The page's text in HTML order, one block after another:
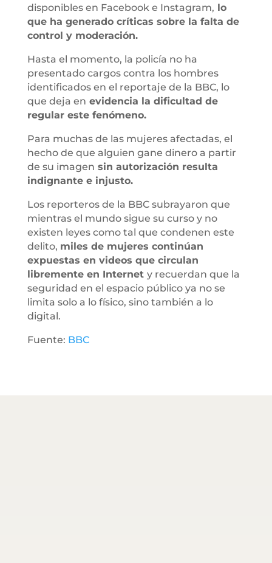
disponibles en Facebook e Instagram, lo
que ha generado críticas sobre la falta de
control y moderación.
Hasta el momento, la policía no ha
presentado cargos contra los hombres
identificados en el reportaje de la BBC, lo
que deja en evidencia la dificultad de
regular este fenómeno.
Para muchas de las mujeres afectadas, el
hecho de que alguien gane dinero a partir
de su imagen sin autorización resulta
indignante e injusto.
Los reporteros de la BBC subrayaron que
mientras el mundo sigue su curso y no
existen leyes como tal que condenen este
delito, miles de mujeres continúan
expuestas en videos que circulan
libremente en Internet y recuerdan que la
seguridad en el espacio público ya no se
limita solo a lo físico, sino también a lo
digital.
Fuente: BBC